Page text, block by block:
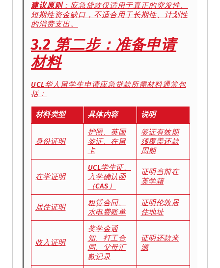
建议原则：应急贷款仅适用于真正的突发性、
短期性资金缺口，不适合用于长期性、计划性
的消费支出。
3.2 第二步：准备申请
材料
UCL华人留学生申请应急贷款所需材料通常包
括：
材料类型 具体内容 说明
身份证明
护照、英国
签证、在留
卡
签证有效期
须覆盖还款
周期
在学证明
UCL学生证、
入学确认函
（CAS）
证明当前在
英学籍
居住证明
租赁合同、
水电费账单
证明伦敦居
住地址
收入证明
奖学金通
知、打工合
同、父母汇
款记录
证明还款来
源